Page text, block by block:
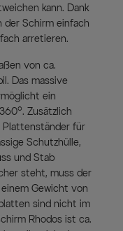
kann. Dank
der Schirm einfach
arretieren.
von ca.
Das massive
ein
Zusätzlich
Plattenständer für
Schutzhülle,
und Stab
steht, muss der
Gewicht von
sind nicht im
Rhodos ist ca.